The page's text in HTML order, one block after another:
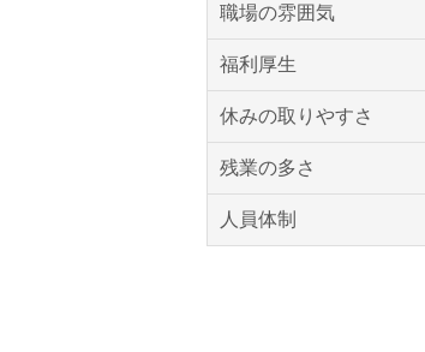
職場の雰囲気
福利厚生
休みの取りやすさ
残業の多さ
人員体制